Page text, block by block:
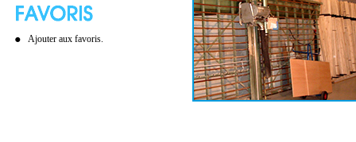
Ajouter aux favoris.